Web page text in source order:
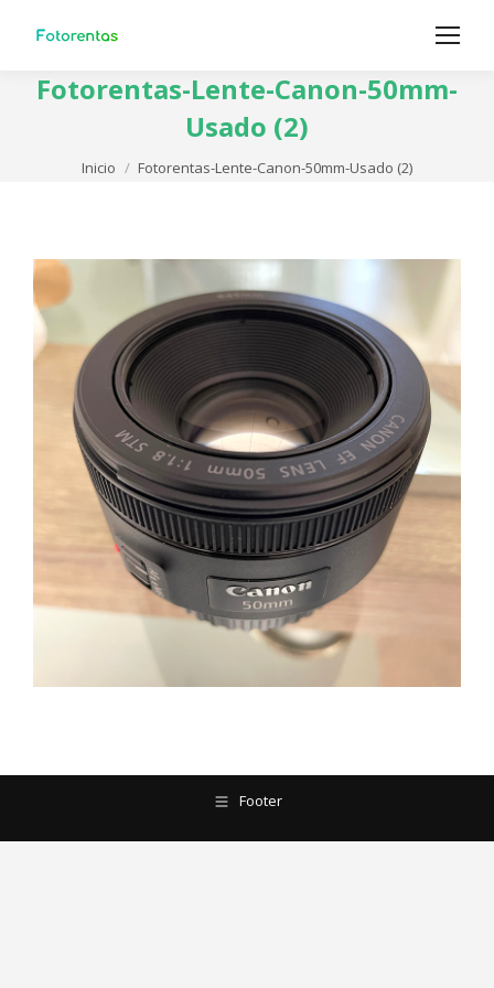
Fotorentas-Lente-Canon-50mm-
Usado (2)
Estás aquí:
Inicio Fotorentas-Lente-Canon-50mm-Usado (2)
Footer